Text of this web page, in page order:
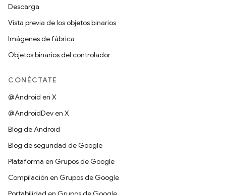
Descarga
Vista previa de los objetos binarios
Imágenes de fábrica
Objetos binarios del controlador
CONÉCTATE
@Android en X
@AndroidDev en X
Blog de Android
Blog de seguridad de Google
Plataforma en Grupos de Google
Compilación en Grupos de Google